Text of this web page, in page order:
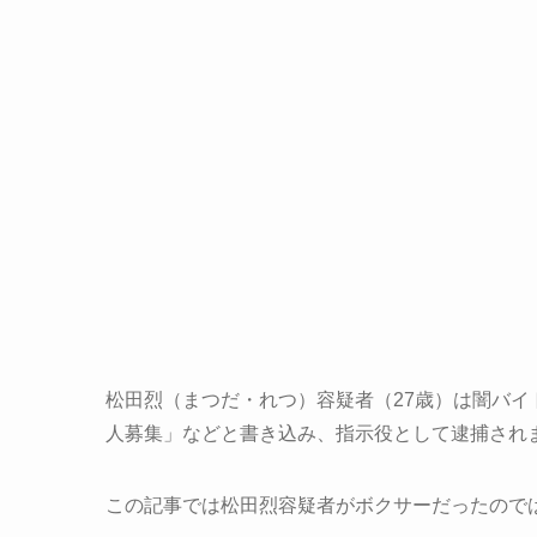
松田烈（まつだ・れつ）容疑者（27歳）は闇バ
人募集」などと書き込み、指示役として逮捕され
この記事では松田烈容疑者がボクサーだったの